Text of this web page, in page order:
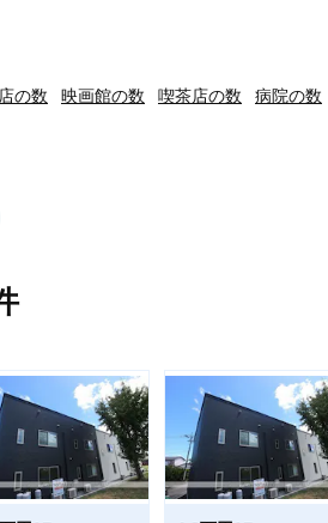
の数 映画館の数 喫茶店の数 病院の数